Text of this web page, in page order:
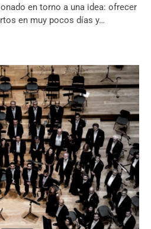
en torno a una idea: ofrecer
en muy pocos días y…